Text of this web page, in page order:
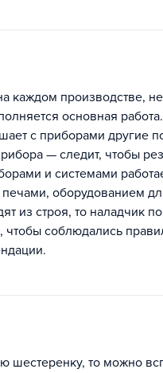
каждом производстве,
основная
с приборами другие
— следит, чтобы
и системами
оборудованием
из строя, то наладчик
чтобы соблюдались
шестеренку, то можно